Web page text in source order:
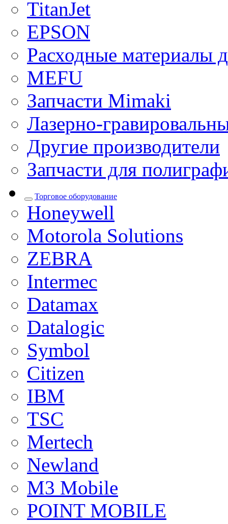
TitanJet
EPSON
Расходные материалы
MEFU
Запчасти Mimaki
Лазерно-
Другие производители
Запчасти для
Торговое оборудование
Honeywell
Motorola Solutions
ZEBRA
Intermec
Datamax
Datalogic
Symbol
Citizen
IBM
TSC
Mertech
Newland
M3 Mobile
POINT MOBILE